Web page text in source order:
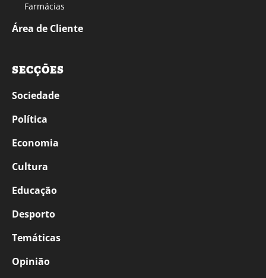
Farmácias
Área de Cliente
SECÇÕES
Sociedade
Política
Economia
Cultura
Educação
Desporto
Temáticas
Opinião